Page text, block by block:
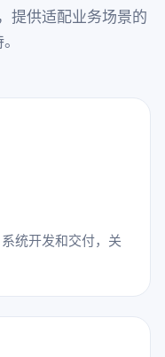
提供适配业务场景的
统开发和交付，关